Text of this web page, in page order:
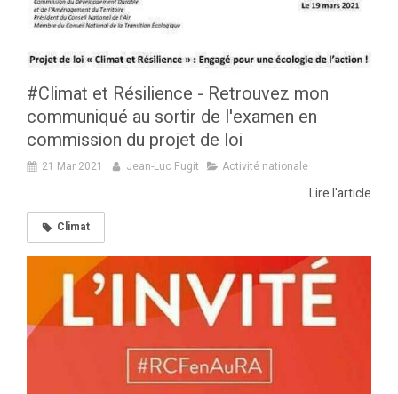
#Climat et Résilience - Retrouvez mon
communiqué au sortir de l'examen en
commission du projet de loi
21 Mar 2021 Jean-Luc Fugit Activité nationale
Lire l'article
Climat